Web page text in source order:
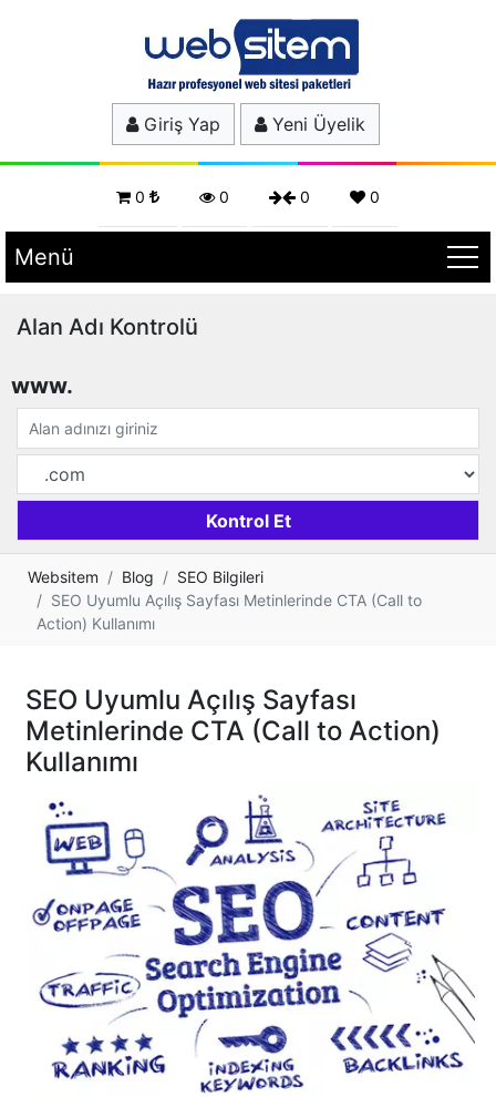
Giriş Yap Yeni Üyelik
0 0 0 0
Menü
Alan Adı Kontrolü
www.
Websitem Blog
SEO Bilgileri
SEO Uyumlu Açılış Sayfası Metinlerinde CTA (Call to
Action) Kullanımı
SEO Uyumlu Açılış Sayfası
Metinlerinde CTA (Call to Action)
Kullanımı